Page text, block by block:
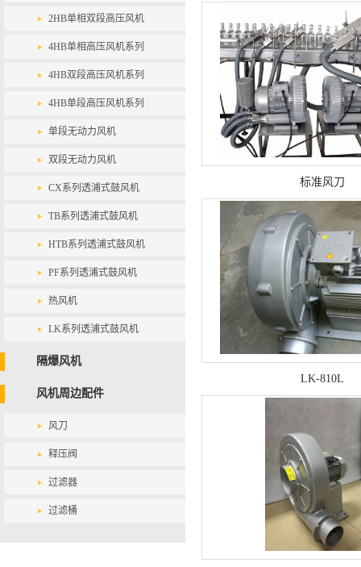
2HB单相双段高压风机
4HB单相高压风机系列
4HB双段高压风机系列
4HB单段高压风机系列
单段无动力风机
双段无动力风机
CX系列透浦式鼓风机
TB系列透浦式鼓风机
HTB系列透浦式鼓风机
PF系列透浦式鼓风机
热风机
LK系列透浦式鼓风机
隔爆风机
风机周边配件
风刀
释压阀
过滤器
过滤桶
标准风刀
LK-810L